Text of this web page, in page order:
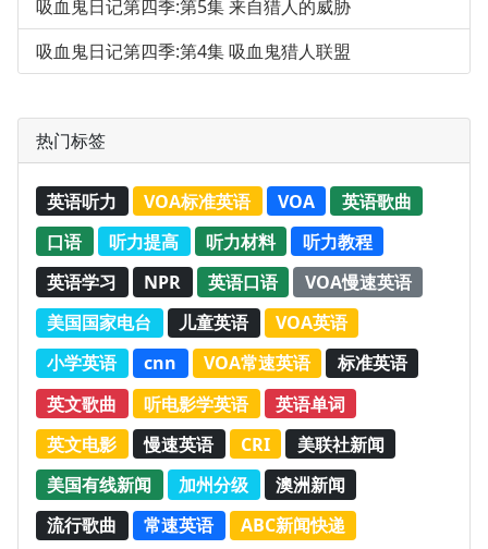
吸血鬼日记第四季:第5集 来自猎人的威胁
吸血鬼日记第四季:第4集 吸血鬼猎人联盟
热门标签
英语听力 VOA标准英语 VOA
英语歌曲
口语
听力提高 听力材料
听力教程
英语学习
NPR 英语口语
VOA慢速英语
美国国家电台
儿童英语
VOA英语
小学英语
cnn VOA常速英语
标准英语
英文歌曲
听电影学英语
英语单词
英文电影
慢速英语 CRI
美联社新闻
美国有线新闻
加州分级
澳洲新闻
流行歌曲
常速英语
ABC新闻快递